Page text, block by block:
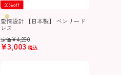
30％off
愛情設計 【日本製】 ベンリード
レス
定価¥4,290
¥3,003 税込